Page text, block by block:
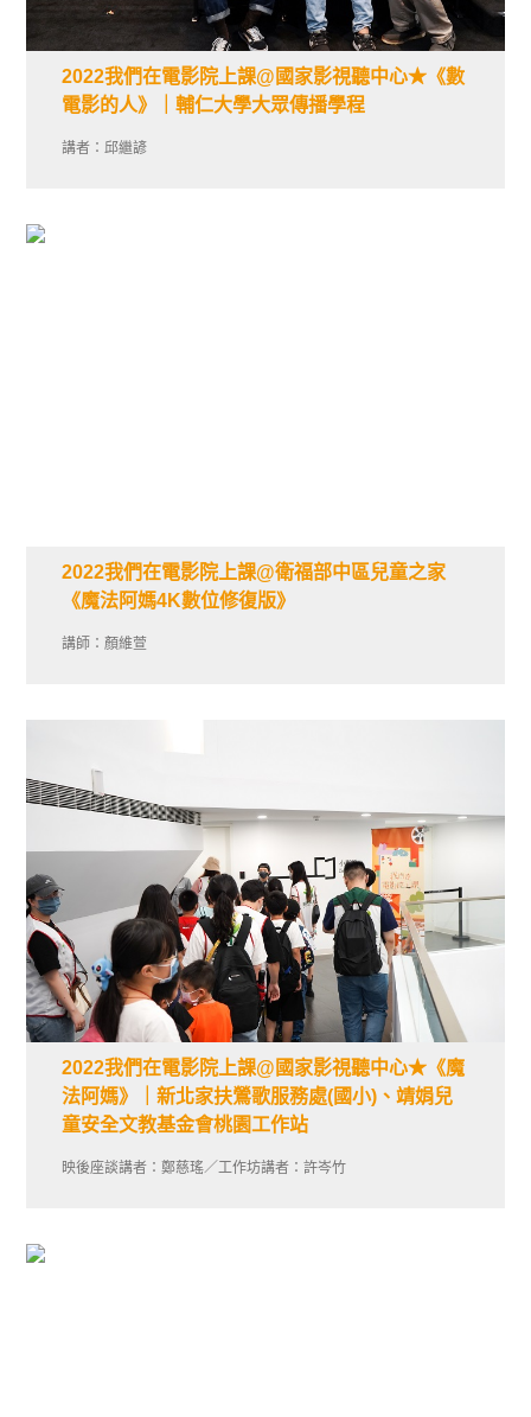
2022我們在電影院上課@國家影視聽中心★《數
電影的人》｜輔仁大學大眾傳播學程
講者：邱繼諺
2022我們在電影院上課@衛福部中區兒童之家
《魔法阿媽4K數位修復版》
講師：顏維萱
2022我們在電影院上課@國家影視聽中心★《魔
法阿媽》｜新北家扶鶯歌服務處(國小)、靖娟兒
童安全文教基金會桃園工作站
映後座談講者：鄭慈瑤／工作坊講者：許岑竹